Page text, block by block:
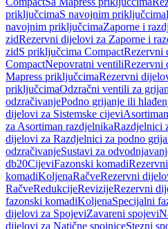
priključcimaS navojnim priključcima
navojnim priključcimaZaporne i
zidRezervni dijelovi za Zaporne i
zidS priključcima CompactRezervni
CompactNepovratni ventiliRezervni
Mapress priključcimaRezervni
priključcimaOdzračni ventili za
odzračivanjePodno grijanje ili
dijelovi za Sistemske cijevi
za Asortiman razdjelnikaRazdjelnici
dijelovi za Razdjelnici za podno
odzračivanjeSustavi za
db20CijeviFazonski komadi
komadiKoljenaRačveRezervni
RačveRedukcijeRevizijeRezervni
fazonski komadiKoljenaSpecijalni
dijelovi za SpojeviZavareni spojevi
dijelovi za Natične spojniceStezni